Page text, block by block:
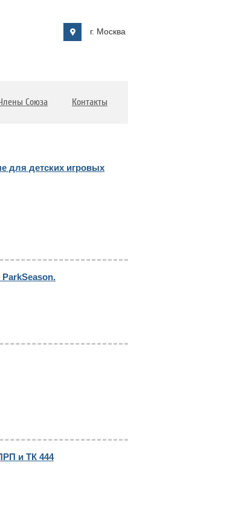
г. Москва
Союза Контакты
для детских игровых
и ТК 444